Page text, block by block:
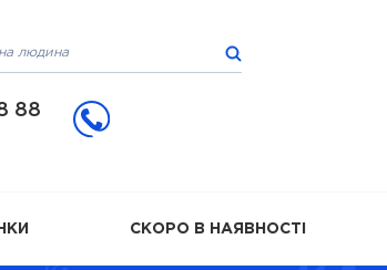
88
СКОРО В НАЯВНОСТІ